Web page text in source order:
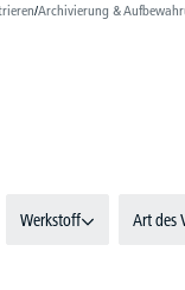
/Archivierung &
Werkstoff Art des